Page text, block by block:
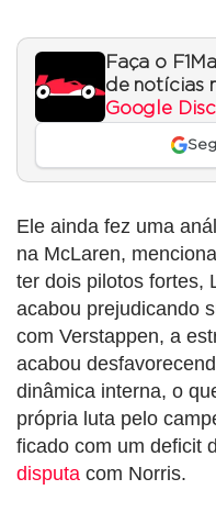
Faça o
de notícias
Google
Ele ainda fez uma
na McLaren,
ter dois pilotos fortes,
acabou prejudicando
com Verstappen, a
acabou
dinâmica interna, o
própria luta pelo
ficado com um deficit
disputa com Norris.